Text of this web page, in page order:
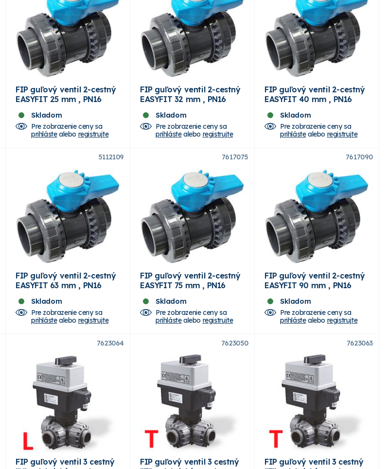
FIP guľový ventil 2-cestný
EASYFIT 25 mm , PN16
Skladom
Pre zobrazenie ceny sa
prihlástealebo registrujte
FIP guľový ventil 2-cestný
EASYFIT 32 mm , PN16
Skladom
Pre zobrazenie ceny sa
prihlástealebo registrujte
FIP guľový ventil 2-cestný
EASYFIT 40 mm , PN16
Skladom
Pre zobrazenie ceny sa
prihlástealebo registrujte
5112109
FIP guľový ventil 2-cestný
EASYFIT 63 mm , PN16
Skladom
Pre zobrazenie ceny sa
prihlástealebo registrujte
7617075
FIP guľový ventil 2-cestný
EASYFIT 75 mm , PN16
Skladom
Pre zobrazenie ceny sa
prihlástealebo registrujte
7617090
FIP guľový ventil 2-cestný
EASYFIT 90 mm , PN16
Skladom
Pre zobrazenie ceny sa
prihlástealebo registrujte
7623064
FIP guľový ventil 3 cestný
7623050
FIP guľový ventil 3 cestný
7623063
FIP guľový ventil 3 cestný